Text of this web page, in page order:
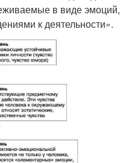
в виде эмоций,
к деятельности».